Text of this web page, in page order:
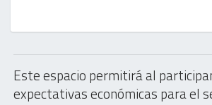
Este espacio permitirá al
expectativas económicas para el